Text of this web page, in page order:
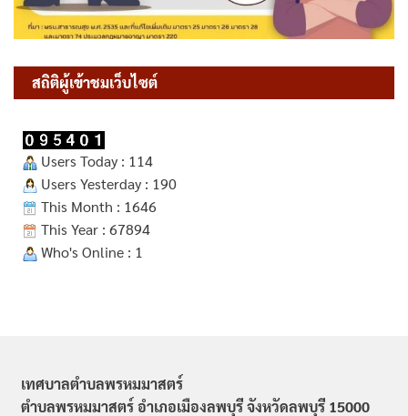
สถิติผู้เข้าชมเว็บไซต์
Users Today : 114
Users Yesterday : 190
This Month : 1646
This Year : 67894
Who's Online : 1
เทศบาลตำบลพรหมมาสตร์
ตำบลพรหมมาสตร์ อำเภอเมืองลพบุรี จังหวัดลพบุรี 15000